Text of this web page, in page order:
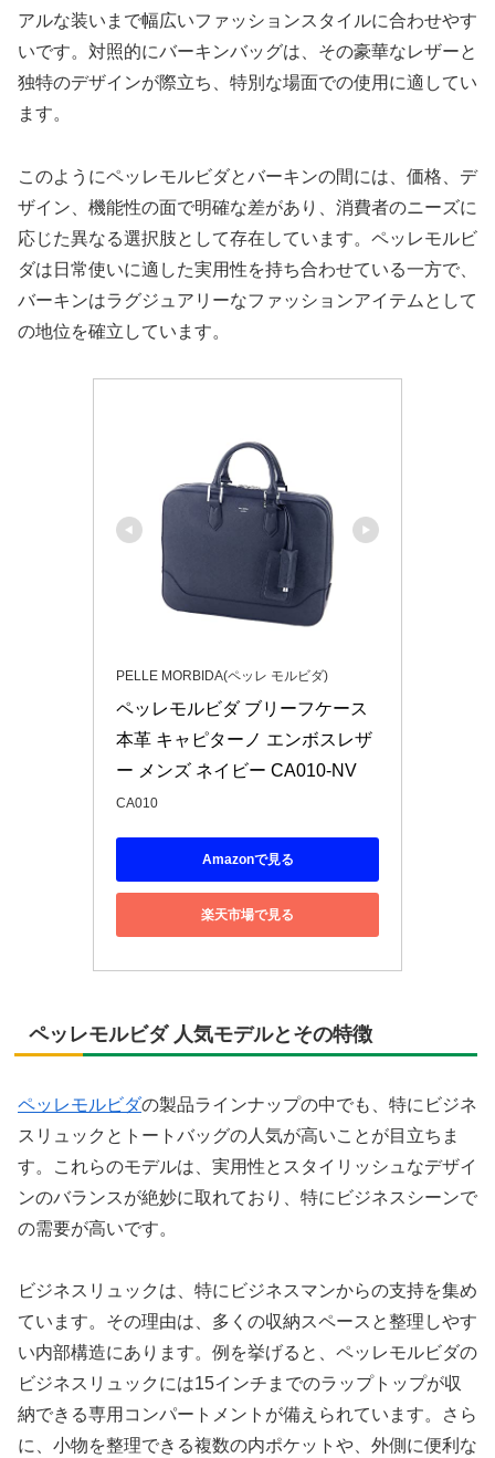
アルな装いまで幅広いファッションスタイルに合わせやす
いです。対照的にバーキンバッグは、その豪華なレザーと
独特のデザインが際立ち、特別な場面での使用に適してい
ます。
このようにペッレモルビダとバーキンの間には、価格、デ
ザイン、機能性の面で明確な差があり、消費者のニーズに
応じた異なる選択肢として存在しています。ペッレモルビ
ダは日常使いに適した実用性を持ち合わせている一方で、
バーキンはラグジュアリーなファッションアイテムとして
の地位を確立しています。
PELLE MORBIDA(ペッレ モルビダ)
ペッレモルビダ ブリーフケース
本革 キャピターノ エンボスレザ
ー メンズ ネイビー CA010-NV
CA010
Amazonで見る
楽天市場で見る
ペッレモルビダ 人気モデルとその特徴
ペッレモルビダの製品ラインナップの中でも、特にビジネ
スリュックとトートバッグの人気が高いことが目立ちま
す。これらのモデルは、実用性とスタイリッシュなデザイ
ンのバランスが絶妙に取れており、特にビジネスシーンで
の需要が高いです。
ビジネスリュックは、特にビジネスマンからの支持を集め
ています。その理由は、多くの収納スペースと整理しやす
い内部構造にあります。例を挙げると、ペッレモルビダの
ビジネスリュックには15インチまでのラップトップが収
納できる専用コンパートメントが備えられています。さら
に、小物を整理できる複数の内ポケットや、外側に便利な